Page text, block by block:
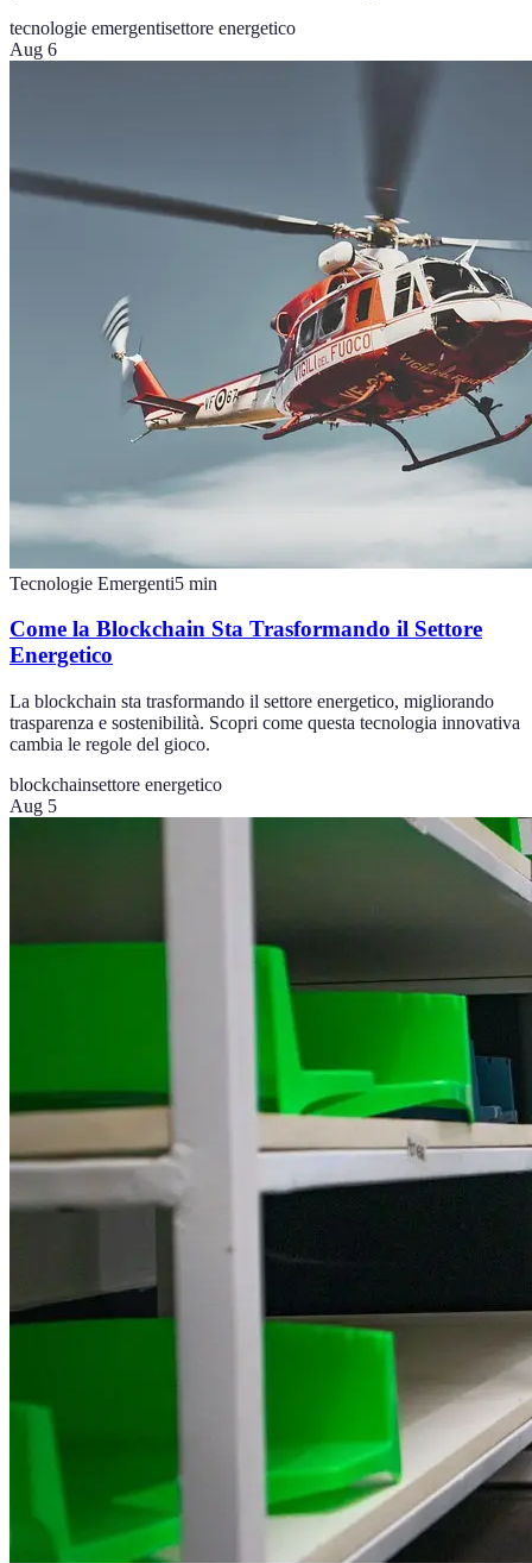
tecnologie emergentisettore energetico
Aug 6
Tecnologie Emergenti5 min
Come la Blockchain Sta Trasformando il Settore
Energetico
La blockchain sta trasformando il settore energetico, migliorando
trasparenza e sostenibilità. Scopri come questa tecnologia innovativa
cambia le regole del gioco.
blockchainsettore energetico
Aug 5